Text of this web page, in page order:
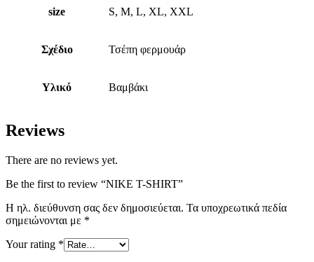
size S, M, L, XL, XXL
Σχέδιο Τσέπη φερμουάρ
Υλικό Βαμβάκι
Reviews
There are no reviews yet.
Be the first to review “NIKE T-SHIRT”
Η ηλ. διεύθυνση σας δεν δημοσιεύεται. Τα υποχρεωτικά πεδία
σημειώνονται με *
Your rating *